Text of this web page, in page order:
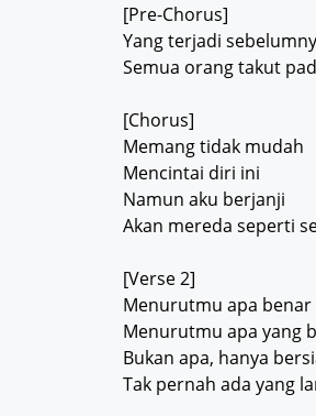
[Pre-Chorus]
Yang terjadi
Semua orang takut
[Chorus]
Memang tidak mudah
Mencintai diri ini
Namun aku berjanji
Akan mereda seperti
[Verse 2]
Menurutmu apa
Menurutmu apa yang
Bukan apa, hanya
Tak pernah ada yang